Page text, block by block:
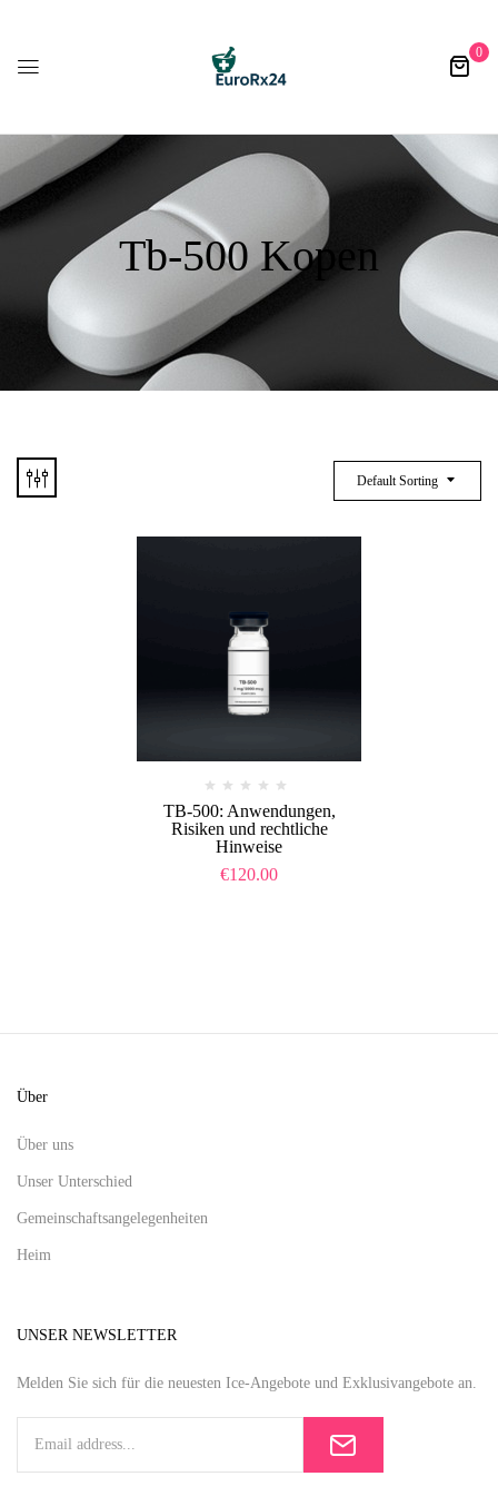
0
Tb-500 Kopen
Default Sorting
TB-500: Anwendungen,
Risiken und rechtliche
Hinweise
€120.00
Über
Über uns
Unser Unterschied
Gemeinschaftsangelegenheiten
Heim
UNSER NEWSLETTER
Melden Sie sich für die neuesten Ice-Angebote und Exklusivangebote an.